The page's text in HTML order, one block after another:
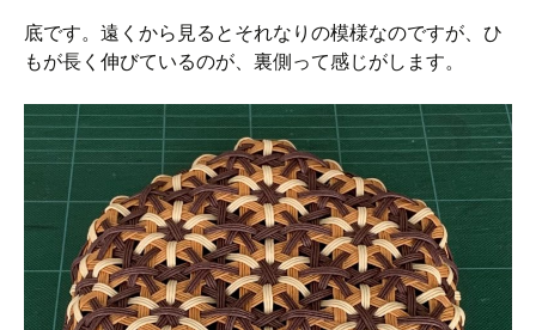
底です。遠くから見るとそれなりの模様なのですが、ひ
もが長く伸びているのが、裏側って感じがします。